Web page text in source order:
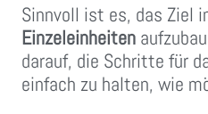
Sinnvoll ist es, das Ziel
Einzeleinheiten
darauf, die Schritte für
einfach zu halten, wie